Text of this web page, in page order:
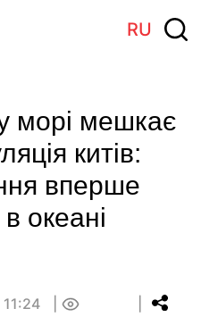
RU
морі мешкає
китів:
вперше
океані